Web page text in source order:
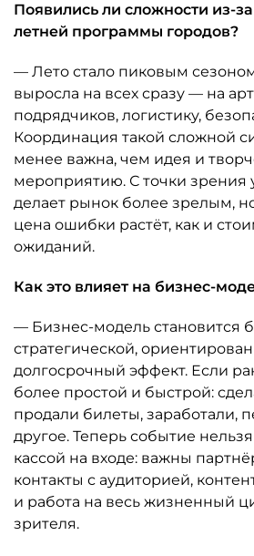
Появились ли сложности из-
летней программы городов?
— Лето стало пиковым
выросла на всех сразу — на
подрядчиков, логистику,
Координация такой сложной
менее важна, чем идея и
мероприятию. С точки зрения
делает рынок более зрелым,
цена ошибки растёт, как и
ожиданий.
Как это влияет на бизнес-
— Бизнес-модель становится
стратегической,
долгосрочный эффект. Если
более простой и быстрой:
продали билеты, заработали,
другое. Теперь событие нельзя
кассой на входе: важны
контакты с аудиторией,
и работа на весь жизненный
зрителя.